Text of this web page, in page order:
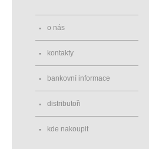
o nás
kontakty
bankovní informace
distributoři
kde nakoupit